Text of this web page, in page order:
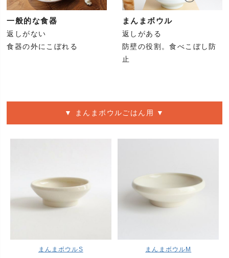
一般的な食器
返しがない
食器の外にこぼれる
まんまボウル
返しがある
防壁の役割。食べこぼし防
止
▼ まんまボウルごはん用 ▼
まんまボウルS まんまボウルM